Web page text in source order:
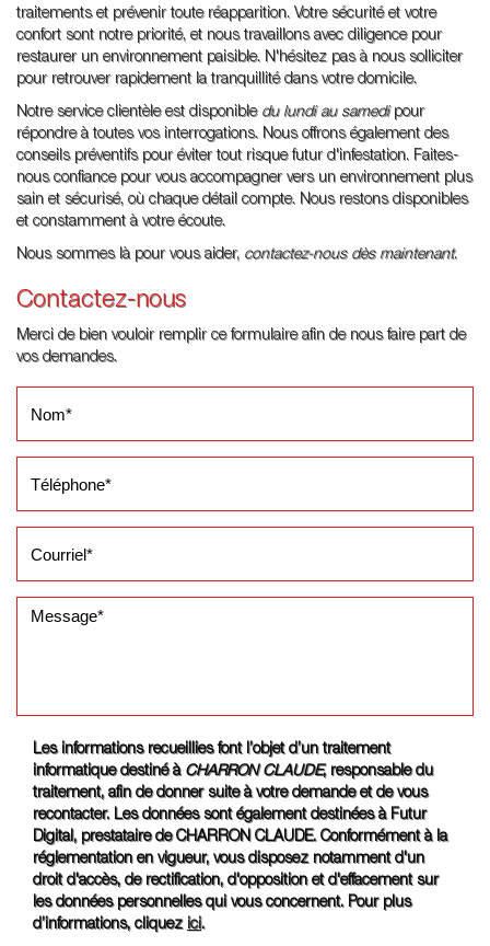
traitements et prévenir toute réapparition. Votre sécurité et votre
confort sont notre priorité, et nous travaillons avec diligence pour
restaurer un environnement paisible. N'hésitez pas à nous solliciter
pour retrouver rapidement la tranquillité dans votre domicile.
Notre service clientèle est disponible du lundi au samedipour
répondre à toutes vos interrogations. Nous offrons également des
conseils préventifs pour éviter tout risque futur d'infestation. Faites-
nous confiance pour vous accompagner vers un environnement plus
sain et sécurisé, où chaque détail compte. Nous restons disponibles
et constamment à votre écoute.
Nous sommes là pour vous aider, contactez-nous dès maintenant.
Contactez-nous
Merci de bien vouloir remplir ce formulaire afin de nous faire part de
vos demandes.
Les informations recueillies font l’objet d’un traitement
informatique destiné à
CHARRON CLAUDE, responsable du
traitement, afin de donner suite à votre demande et de vous
recontacter. Les données sont également destinées à Futur
Digital, prestataire de CHARRON CLAUDE. Conformément à la
réglementation en vigueur, vous disposez notamment d'un
droit d'accès, de rectification, d'opposition et d'effacement sur
les données personnelles qui vous concernent. Pour plus
d’informations, cliquez ici.